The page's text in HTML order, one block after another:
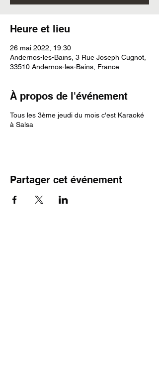
Heure et lieu
26 mai 2022, 19:30
Andernos-les-Bains, 3 Rue Joseph Cugnot,
33510 Andernos-les-Bains, France
À propos de l'événement
Tous les 3ème jeudi du mois c'est Karaoké
à Salsa
Partager cet événement